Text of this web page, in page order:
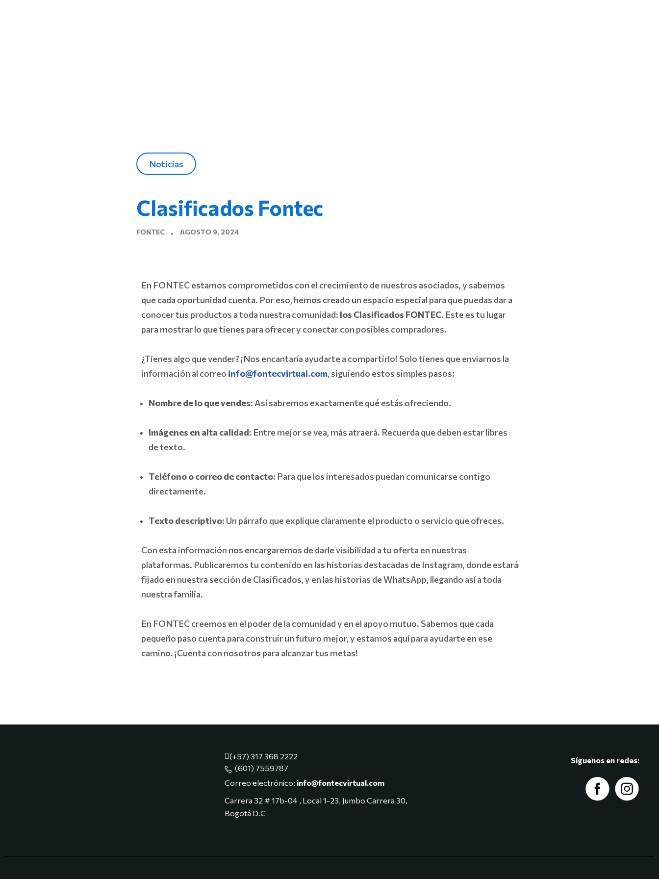
Noticias
Clasificados Fontec
FONTEC AGOSTO 9, 2024
En FONTEC estamos comprometidos con el crecimiento de nuestros asociados, y sabemos
que cada oportunidad cuenta. Por eso, hemos creado un espacio especial para que puedas dar a
conocer tus productos a toda nuestra comunidad: los Clasificados FONTEC. Este es tu lugar
para mostrar lo que tienes para ofrecer y conectar con posibles compradores.
¿Tienes algo que vender? ¡Nos encantaría ayudarte a compartirlo! Solo tienes que enviarnos la
información al correo info@fontecvirtual.com, siguiendo estos simples pasos:
Nombre de lo que vendes: Así sabremos exactamente qué estás ofreciendo.
Imágenes en alta calidad: Entre mejor se vea, más atraerá. Recuerda que deben estar libres
de texto.
Teléfono o correo de contacto: Para que los interesados puedan comunicarse contigo
directamente.
Texto descriptivo: Un párrafo que explique claramente el producto o servicio que ofreces.
Con esta información nos encargaremos de darle visibilidad a tu oferta en nuestras
plataformas. Publicaremos tu contenido en las historias destacadas de Instagram, donde estará
fijado en nuestra sección de Clasificados, y en las historias de WhatsApp, llegando así a toda
nuestra familia.
En FONTEC creemos en el poder de la comunidad y en el apoyo mutuo. Sabemos que cada
pequeño paso cuenta para construir un futuro mejor, y estamos aquí para ayudarte en ese
camino. ¡Cuenta con nosotros para alcanzar tus metas!
(+57) 317 368 2222
(601) 7559787
Correo electrónico: info@fontecvirtual.com​
Carrera 32 # 17b-04 , Local 1-23, Jumbo Carrera 30,
Bogotá D.C
Síguenos en redes:​